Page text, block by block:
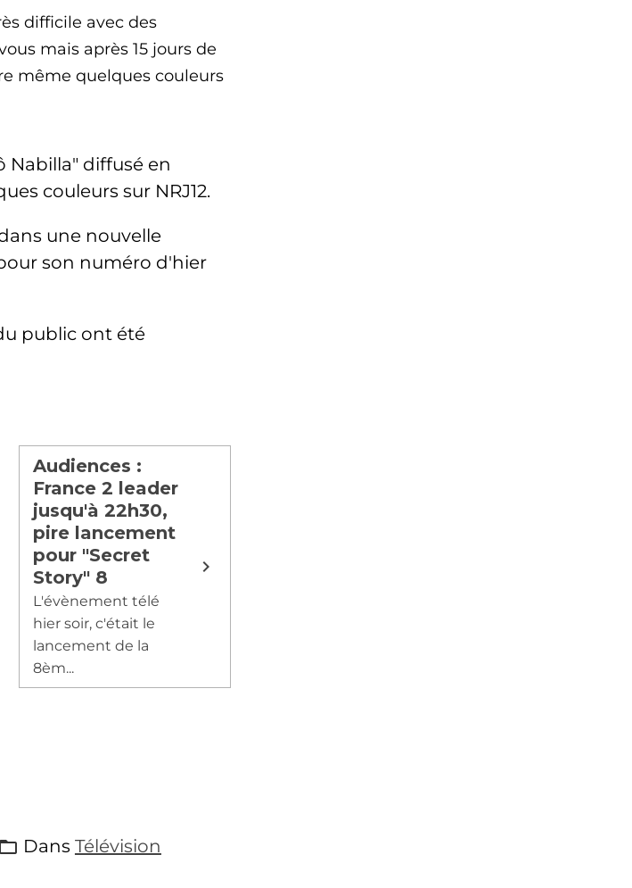
difficile avec des
mais après 15 jours de
même quelques couleurs
Nabilla" diffusé en
couleurs sur NRJ12.
une nouvelle
son numéro d'hier
public ont été
Audiences :
France 2 leader
jusqu'à 22h30,
pire lancement
pour "Secret
Story" 8
L'évènement télé
hier soir, c'était le
lancement de la
8èm...
Dans Télévision